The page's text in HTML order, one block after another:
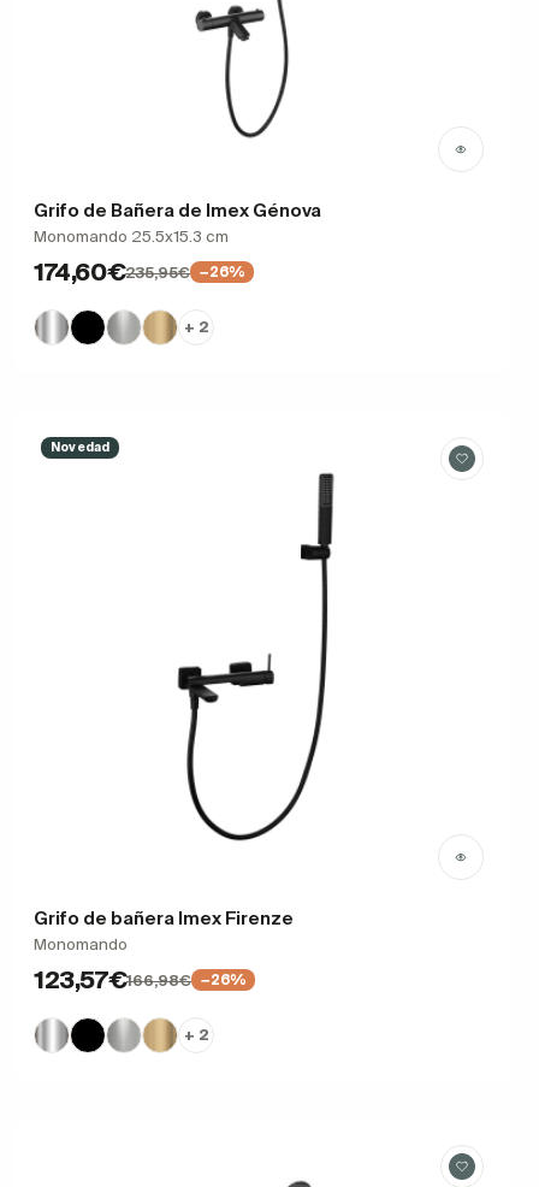
Grifo de Bañera de Imex Génova
Monomando 25.5x15.3 cm
174,60€235,95€ −26%
+ 2
Novedad
Grifo de bañera Imex Firenze
Monomando
123,57€166,98€ −26%
+ 2